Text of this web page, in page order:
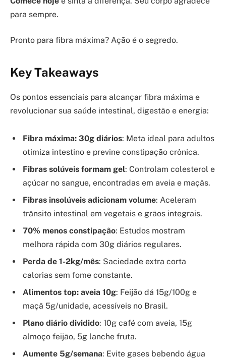
para sempre.
Pronto para fibra máxima? Ação é o segredo.
Key Takeaways
Os pontos essenciais para alcançar fibra máxima e
revolucionar sua saúde intestinal, digestão e energia:
Fibra máxima: 30g diários: Meta ideal para adultos
otimiza intestino e previne constipação crônica.
Fibras solúveis formam gel: Controlam colesterol e
açúcar no sangue, encontradas em aveia e maçãs.
Fibras insolúveis adicionam volume: Aceleram
trânsito intestinal em vegetais e grãos integrais.
70% menos constipação: Estudos mostram
melhora rápida com 30g diários regulares.
Perda de 1-2kg/mês: Saciedade extra corta
calorias sem fome constante.
Alimentos top: aveia 10g: Feijão dá 15g/100g e
maçã 5g/unidade, acessíveis no Brasil.
Plano diário dividido: 10g café com aveia, 15g
almoço feijão, 5g lanche fruta.
Aumente 5g/semana: Evite gases bebendo água